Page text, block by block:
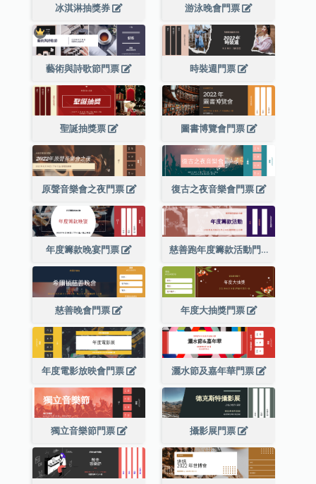
冰淇淋抽獎券 游泳晚會門票
藝術與詩歌節門票 時裝週門票
聖誕抽獎票 圖書博覽會門票
原聲音樂會之夜門票 復古之夜音樂會門票
年度籌款晚宴門票 慈善跑年度籌款活動門票
慈善晚會門票 年度大抽獎門票
年度電影放映會門票 灑水節及嘉年華門票
獨立音樂節門票 攝影展門票